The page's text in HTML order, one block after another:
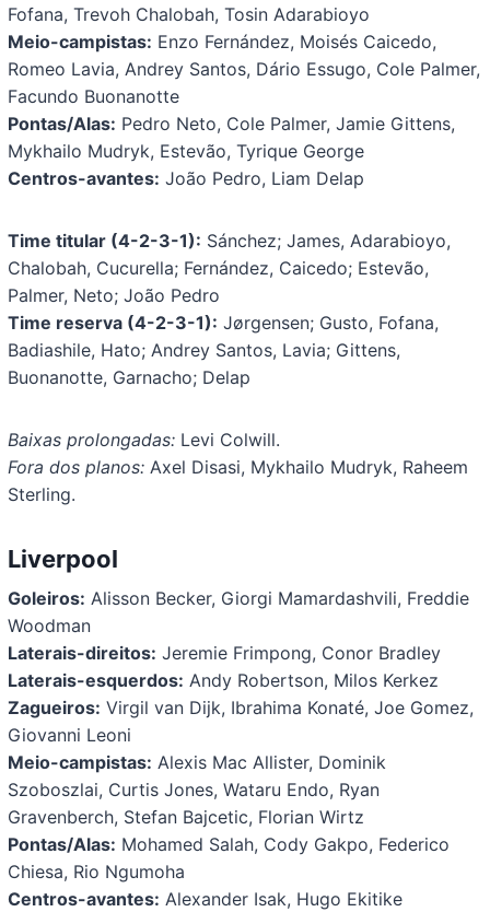
Fofana, Trevoh Chalobah, Tosin Adarabioyo
Meio-campistas: Enzo Fernández, Moisés Caicedo,
Romeo Lavia, Andrey Santos, Dário Essugo, Cole Palmer,
Facundo Buonanotte
Pontas/Alas: Pedro Neto, Cole Palmer, Jamie Gittens,
Mykhailo Mudryk, Estevão, Tyrique George
Centros-avantes: João Pedro, Liam Delap
Time titular (4-2-3-1): Sánchez; James, Adarabioyo,
Chalobah, Cucurella; Fernández, Caicedo; Estevão,
Palmer, Neto; João Pedro
Time reserva (4-2-3-1): Jørgensen; Gusto, Fofana,
Badiashile, Hato; Andrey Santos, Lavia; Gittens,
Buonanotte, Garnacho; Delap
Baixas prolongadas: Levi Colwill.
Fora dos planos: Axel Disasi, Mykhailo Mudryk, Raheem
Sterling.
Liverpool
Goleiros: Alisson Becker, Giorgi Mamardashvili, Freddie
Woodman
Laterais-direitos: Jeremie Frimpong, Conor Bradley
Laterais-esquerdos: Andy Robertson, Milos Kerkez
Zagueiros: Virgil van Dijk, Ibrahima Konaté, Joe Gomez,
Giovanni Leoni
Meio-campistas: Alexis Mac Allister, Dominik
Szoboszlai, Curtis Jones, Wataru Endo, Ryan
Gravenberch, Stefan Bajcetic, Florian Wirtz
Pontas/Alas: Mohamed Salah, Cody Gakpo, Federico
Chiesa, Rio Ngumoha
Centros-avantes: Alexander Isak, Hugo Ekitike